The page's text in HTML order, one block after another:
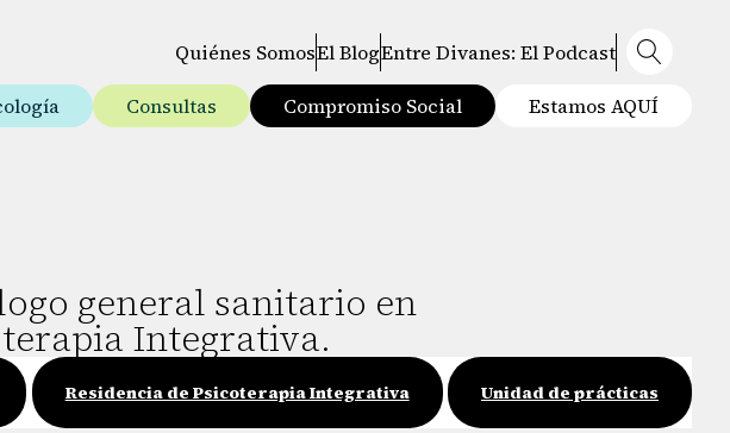
Quiénes SomosEl BlogEntre Divanes: El Podcast
Consultas Compromiso Social Estamos AQUÍ
general sanitario en
Integrativa.
Residencia de Psicoterapia Integrativa Unidad de prácticas